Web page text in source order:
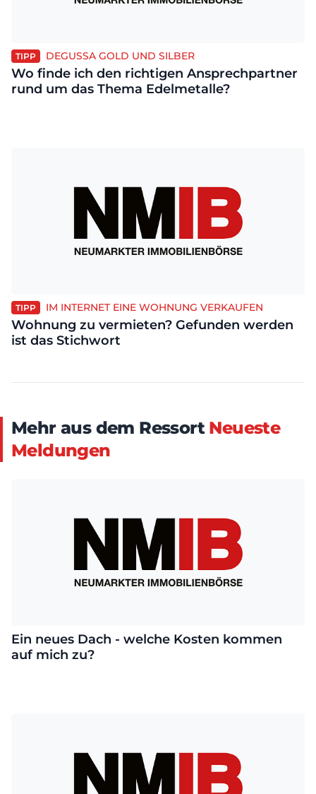
TIPP DEGUSSA GOLD UND SILBER
Wo finde ich den richtigen Ansprechpartner
rund um das Thema Edelmetalle?
TIPP IM INTERNET EINE WOHNUNG VERKAUFEN
Wohnung zu vermieten? Gefunden werden
ist das Stichwort
Mehr aus dem Ressort Neueste
Meldungen
Ein neues Dach - welche Kosten kommen
auf mich zu?